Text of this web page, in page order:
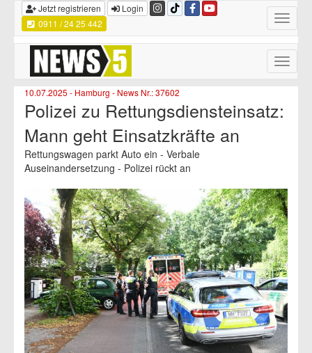
Toggle
Jetzt registrieren
Login
0911 / 24 25 442
Toggle
10.07.2025 - Hamburg - News Nr.: 37602
Polizei zu Rettungsdiensteinsatz:
Mann geht Einsatzkräfte an
Rettungswagen parkt Auto ein - Verbale
Auseinandersetzung - Polizei rückt an